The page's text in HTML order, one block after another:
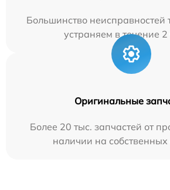
Большинство неисправностей
устраняем в течение 2
Оригинальные
Более 20 тыс. запчастей от
наличии на собственных